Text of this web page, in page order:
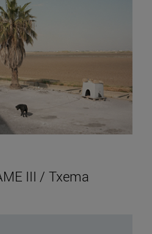
III / Txema